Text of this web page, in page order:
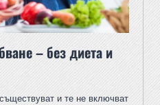
– без диета и
и те не включват